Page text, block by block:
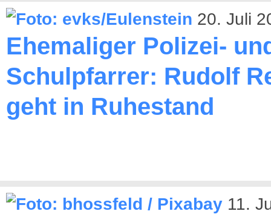
20. Juli
Ehemaliger Polizei-
Schulpfarrer: Rudolf
geht in Ruhestand
11.